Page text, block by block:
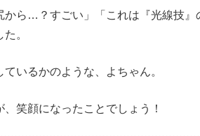
ら…？すごい」「これは『光線技』
。
いるかのような、よちゃん。
笑顔になったことでしょう！